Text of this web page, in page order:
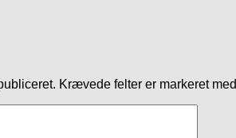
Krævede felter er markeret med